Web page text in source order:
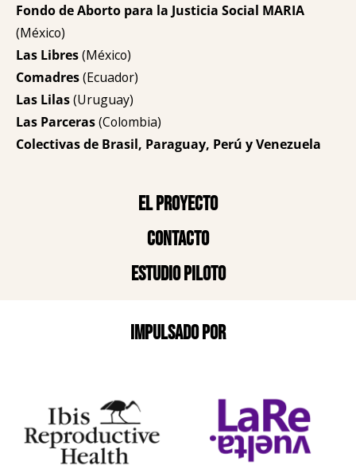
Fondo de Aborto para la Justicia Social MARIA
(México)
Las Libres(México)
Comadres(Ecuador)
Las Lilas(Uruguay)
Las Parceras(Colombia)
Colectivas de Brasil, Paraguay, Perú y Venezuela
El proyecto
Contacto
Estudio piloto
Impulsado por